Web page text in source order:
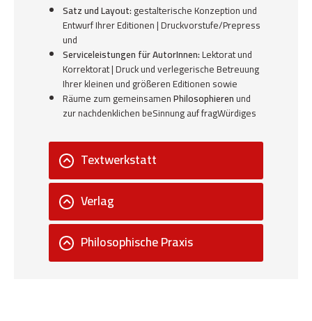
Satz und Layout:gestalterische Konzeption und
Entwurf Ihrer Editionen | Druckvorstufe/Prepress
und
Serviceleistungen für AutorInnen:Lektorat und
Korrektorat | Druck und verlegerische Betreuung
Ihrer kleinen und größeren Editionen sowie
Räume zum gemeinsamenPhilosophierenund
zur nachdenklichen beSinnung auf fragWürdiges
Textwerkstatt
Verlag
Philosophische Praxis